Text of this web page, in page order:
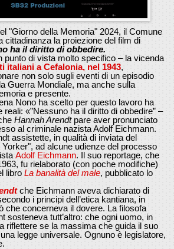
"Giorno della Memoria" 2024, il Comune
cittadinanza la proiezione del film di
ha il diritto di obbedire.
punto di vista molto specifico – la vicenda
italiani a Cefalonia, nel 1943,
non solo sugli eventi di un episodio
Guerra Mondiale, ma anche sulla
e presente.
Nono ha scelto per questo lavoro ha
«”Nessuno ha il diritto di obbedire” –
Hannah Arendtpare aver pronunciato
al criminale nazista Adolf Eichmann.
assistette, in qualità di inviata del
ad alcune udienze del processo
Adolf Eichmann. Il suo reportage, che
fu rielaborato (con poche modifiche)
libro La banalità del male, pubblicato lo
che Eichmann aveva dichiarato di
i principi dell’etica kantiana, in
che concerneva il dovere. La filosofa
sosteneva tutt’altro: che ogni uomo, in
riflettere se la massima che guida il suo
legge universale. Ognuno è legislatore,